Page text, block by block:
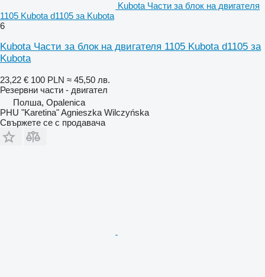
Kubota Части за блок на двигателя
1105 Kubota d1105 за Kubota
6
Kubota Части за блок на двигателя 1105 Kubota d1105 за
Kubota
23,22 € 100 PLN ≈ 45,50 лв.
Резервни части - двигател
Полша, Opalenica
PHU "Karetina" Agnieszka Wilczyńska
Свържете се с продавача